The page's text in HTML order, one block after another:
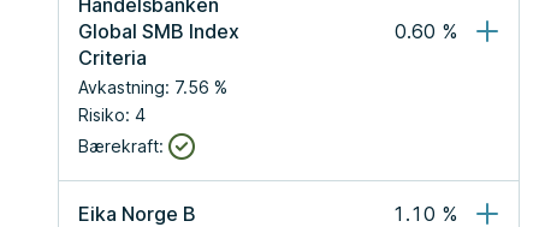
Handelsbanken
Global SMB Index
Criteria
Avkastning: 7.56 %
Risiko: 4
Bærekraft:
0.60 %
Eika Norge B 1.10 %